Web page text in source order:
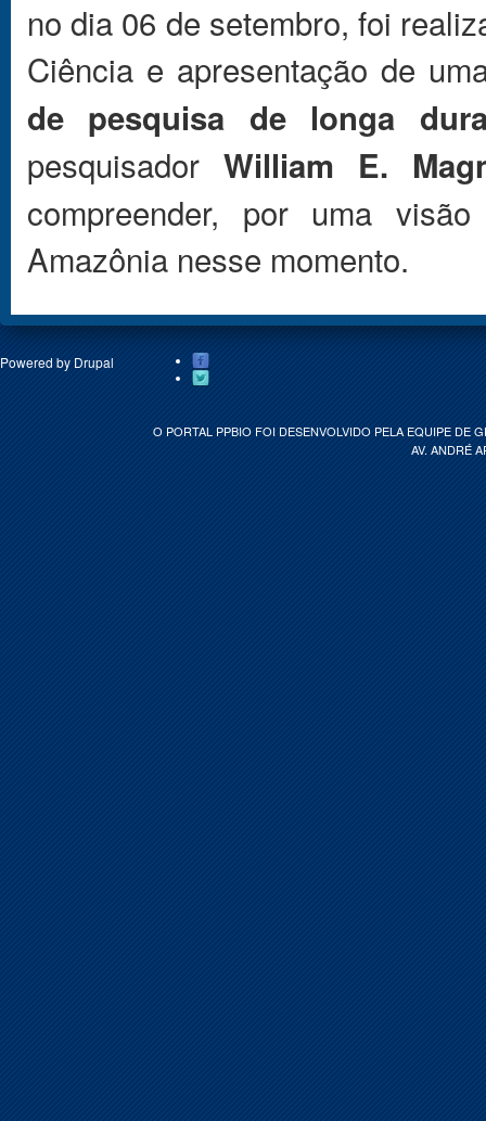
no dia 06 de setembro, foi
Ciência e apresentação de
de pesquisa de longa
pesquisador William E.
compreender, por uma
Amazônia nesse momento.
Powered by Drupal
O PORTAL PPBIO FOI DESENVOLVIDO PELA EQUIPE DE
AV. ANDRÉ